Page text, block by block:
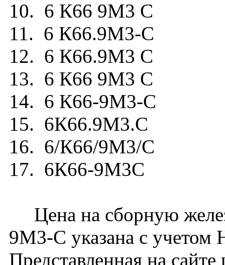
10. 6 К66 9М3 С
11. 6 К66.9М3-С
12. 6 К66.9М3 С
13. 6 К66 9М3 С
14. 6 К66-9М3-С
15. 6К66.9М3.С
16. 6/К66/9М3/С
17. 6К66-9М3С
Цена на сборную
9М3-С указана с учетом
Представленная на